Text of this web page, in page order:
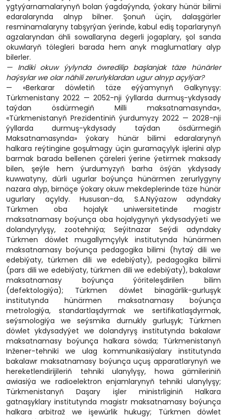
ygtyýarnamalarynyň bolan ýagdaýynda, ýokary hünär bilimi
edaralarynda alnyp bilner. Şonuň üçin, dalaşgärler
resminamalaryny tabşyrýan ýerinde, kabul ediş toparlarynyň
agzalaryndan ähli sowallaryna degerli jogaplary, şol sanda
okuwlaryň tölegleri barada hem anyk maglumatlary alyp
bilerler.
— Indiki okuw ýylynda öwredilip başlanjak täze hünärler
haýsylar we olar nähili zerurlyklardan ugur alnyp açylýar?
— «Berkarar döwletiň täze eýýamynyň Galkynyşy:
Türkmenistany 2022 — 2052-nji ýyllarda durmuş-ykdysady
taýdan ösdürmegiň Milli maksatnamasynda»,
«Türkmenistanyň Prezidentiniň ýurdumyzy 2022 — 2028-nji
ýyllarda durmuş-ykdysady taýdan ösdürmegiň
Maksatnamasynda» ýokary hünär bilimi edaralarynyň
halkara reýtingine goşulmagy üçin guramaçylyk işlerini alyp
barmak barada bellenen çäreleri ýerine ýetirmek maksady
bilen, şeýle hem ýurdumyzyň barha ösýän ykdysady
kuwwatyny, dürli ugurlar boýunça hünärmen zerurlygyny
nazara alyp, birnäçe ýokary okuw mekdeplerinde täze hünär
ugurlary açyldy. Hususan-da, S.A.Nyýazow adyndaky
Türkmen oba hojalyk uniwersitetinde magistr
maksatnamasy boýunça oba hojalygynyň ykdysadyýeti we
dolandyrylyşy, zootehniýa; Seýitnazar Seýdi adyndaky
Türkmen döwlet mugallymçylyk institutynda hünärmen
maksatnamasy boýunça pedagogika bilimi (hytaý dili we
edebiýaty, türkmen dili we edebiýaty), pedagogika bilimi
(pars dili we edebiýaty, türkmen dili we edebiýaty), bakalawr
maksatnamasy boýunça ýöriteleşdirilen bilim
(defektologiýa); Türkmen döwlet binagärlik-gurluşyk
institutynda hünärmen maksatnamasy boýunça
metrologiýa, standartlaşdyrmak we sertifikatlaşdyrmak,
seýsmologiýa we seýsmika durnukly gurluşyk; Türkmen
döwlet ykdysadyýet we dolandyryş institutynda bakalawr
maksatnamasy boýunça halkara söwda; Türkmenistanyň
Inžener-tehniki we ulag kommunikasiýalary institutynda
bakalawr maksatnamasy boýunça uçuş apparatlarynyň we
hereketlendirijileriň tehniki ulanylyşy, howa gämileriniň
awiasiýa we radioelektron enjamlarynyň tehniki ulanylyşy;
Türkmenistanyň Daşary işler ministrliginiň Halkara
gatnaşyklary institutynda magistr maksatnamasy boýunça
halkara arbitraž we işewürlik hukugy; Türkmen döwlet